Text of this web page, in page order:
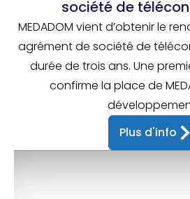
société de
MEDADOM vient d’obtenir le
agrément de société de
durée de trois ans. Une
confirme la place de
Plus d'info